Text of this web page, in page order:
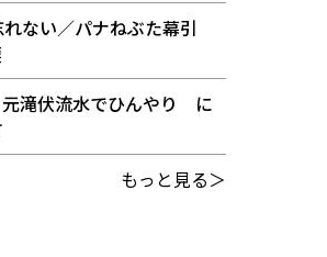
ない／パナねぶた幕引
滝伏流水でひんやり に
もっと見る＞